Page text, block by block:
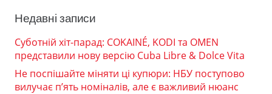
Недавні записи
Суботній хіт-парад: COKAINÉ, KODI та OMEN
представили нову версію Cuba Libre & Dolce Vita
Не поспішайте міняти ці купюри: НБУ поступово
вилучає п’ять номіналів, але є важливий нюанс